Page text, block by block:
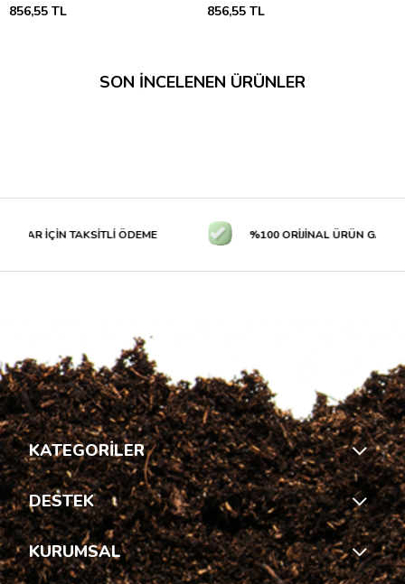
856,55 TL
856,55 TL
SON İNCELENEN ÜRÜNLER
İÇİN TAKSİTLİ ÖDEME %100 ORİJİNAL ÜRÜN
KATEGORİLER
DESTEK
KURUMSAL